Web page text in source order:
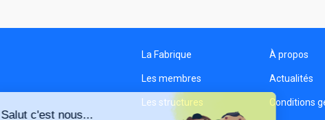
La Fabrique
Les membres
Les structures
À propos
Actualités
Conditions
Salut c'est nous...